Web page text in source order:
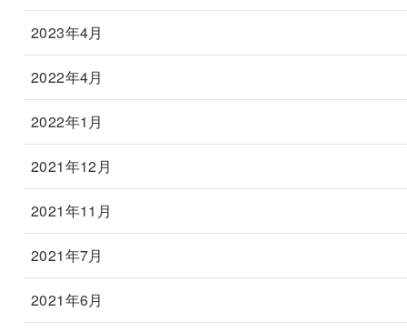
2023年4月
2022年4月
2022年1月
2021年12月
2021年11月
2021年7月
2021年6月